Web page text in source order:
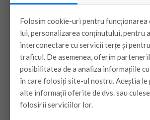
Despre
Despre noi
Contacteaza-ne
Harta site-ului
Informații
Folosim cookie-uri pentru funcționarea
lui, personalizarea conținutului, pentru
interconectare cu servicii terțe și
traficul. De asemenea, oferim
posibilitatea de a analiza informațiile
în care folosiți site-ul nostru. Aceștia le
alte informații oferite de dvs. sau
folosirii serviciilor lor.